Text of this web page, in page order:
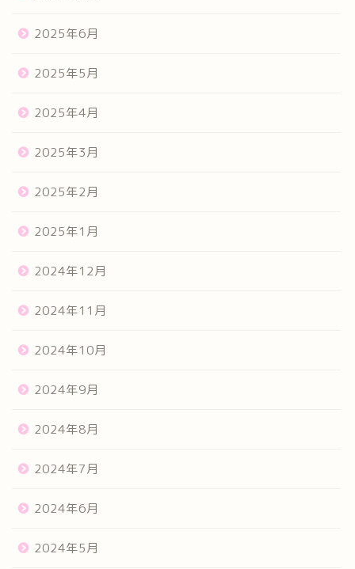
2025年6月
2025年5月
2025年4月
2025年3月
2025年2月
2025年1月
2024年12月
2024年11月
2024年10月
2024年9月
2024年8月
2024年7月
2024年6月
2024年5月